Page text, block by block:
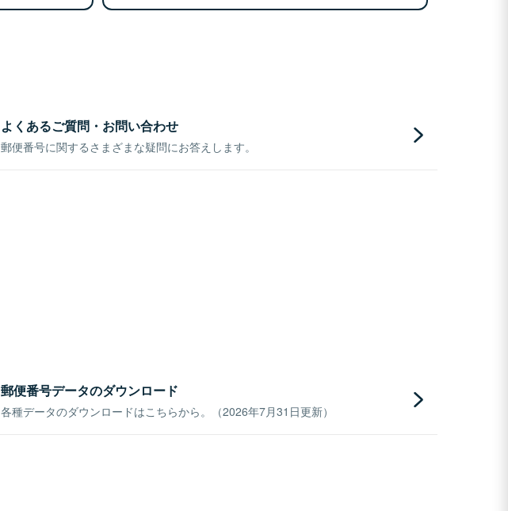
よくあるご質問・お問い合わせ
郵便番号に関するさまざまな疑問にお答えします。
郵便番号データのダウンロード
各種データのダウンロードはこちらから。（2026年7月31日更新）